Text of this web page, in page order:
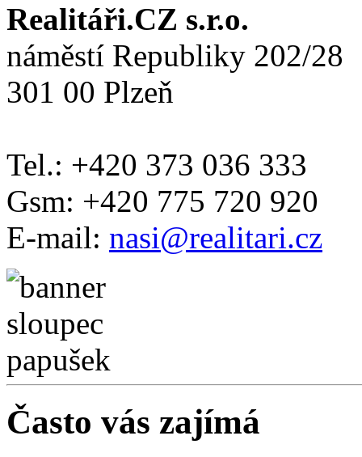
Realitáři.CZ s.r.o.
náměstí Republiky 202/28
301 00 Plzeň
Tel.: +420 373 036 333
Gsm: +420 775 720 920
E-mail: nasi@realitari.cz
Často vás zajímá